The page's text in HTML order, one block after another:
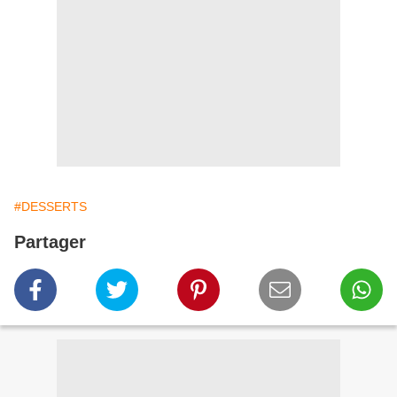
#DESSERTS
Partager